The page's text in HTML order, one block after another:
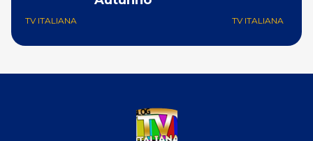
TV ITALIANA TV ITALIANA